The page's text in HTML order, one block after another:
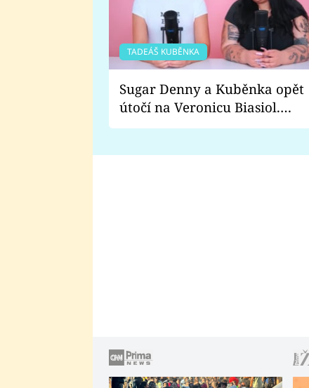
TADEÁŠ KUBĚNKA
Sugar Denny a Kuběnka opět
útočí na Veronicu Biasiol.
Proč je podle nich falešná a